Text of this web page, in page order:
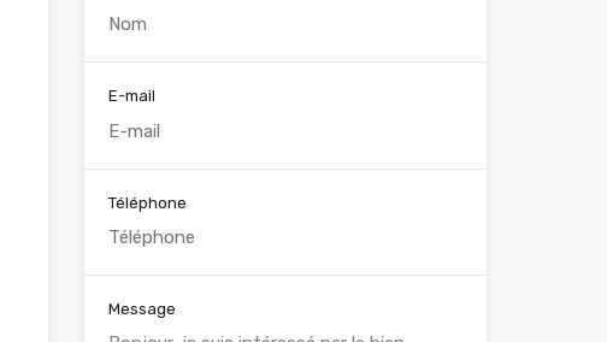
E-mail
Téléphone
Message